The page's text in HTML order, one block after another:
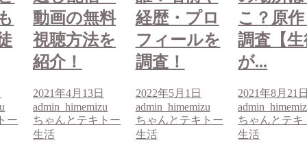
ー
経歴・プロ
フィールを
調査！
2022年5月1日
admin_himemizu
ちゃんとテキトー
生活
こ？原作も
調査【生徒
が...
2021年8月21日
admin_himemizu
ちゃんとテキトー
生活
動画の
視聴方
紹介！
2021年4月13
ちゃんとテキ
生活